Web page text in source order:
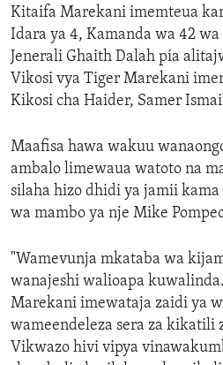
Kitaifa Marekani imemteua
Idara ya 4, Kamanda wa 42
Jenerali Ghaith Dalah pia
Vikosi vya Tiger Marekani
Kikosi cha Haider, Samer
Maafisa hawa wakuu
ambalo limewaua watoto na
silaha hizo dhidi ya jamii
wa mambo ya nje Mike
"Wamevunja mkataba wa
wanajeshi walioapa
Marekani imewataja zaidi ya
wameendeleza sera za kikatili
Vikwazo hivi vipya